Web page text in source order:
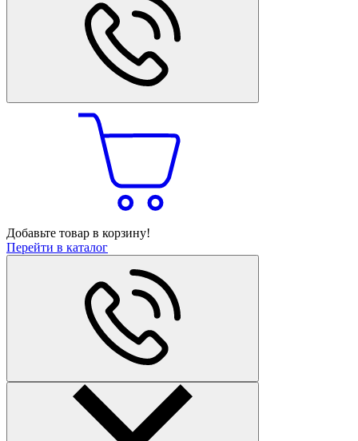
Добавьте товар в корзину!
Перейти в каталог